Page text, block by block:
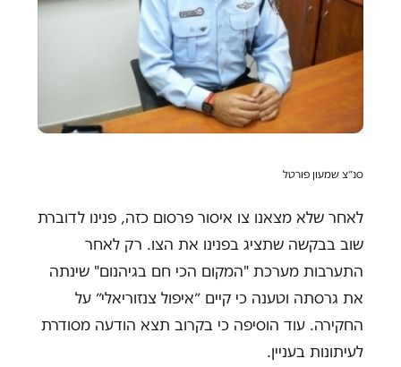
סנ״צ שמעון פורטל
לאחר שלא מצאנו צו איסור פרסום כזה, פנינו לדוברת
שוב בבקשה שתציג בפנינו את הצו. רק לאחר
התערבות מערכת "המקום הכי חם בגיהנום" שינתה
את גרסתה וטענה כי קיים ״איפול צנזוריאלי״ על
החקירה. עוד הוסיפה כי בקרוב תצא הודעה מסודרת
לעיתונות בעניין.